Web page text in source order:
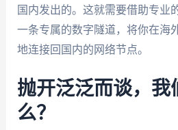
国内发出的。这就需要借助专业
一条专属的数字隧道，将你在海
地连接回国内的网络节点。
抛开泛泛而谈，我
么？